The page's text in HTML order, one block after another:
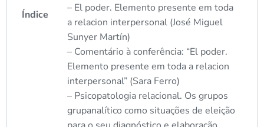
Índice
– El poder. Elemento presente em toda
a relacion interpersonal (José Miguel
Sunyer Martín)
– Comentário à conferência: “El poder.
Elemento presente em toda a relacion
interpersonal” (Sara Ferro)
– Psicopatologia relacional. Os grupos
grupanalítico como situações de eleição